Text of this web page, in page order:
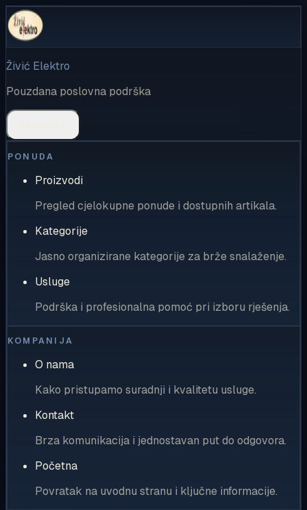
Živić Elektro
Pouzdana poslovna podrška
PONUDA
Proizvodi
Pregled cjelokupne ponude i dostupnih artikala.
Kategorije
Jasno organizirane kategorije za brže snalaženje.
Usluge
Podrška i profesionalna pomoć pri izboru rješenja.
KOMPANIJA
O nama
Kako pristupamo suradnji i kvalitetu usluge.
Kontakt
Brza komunikacija i jednostavan put do odgovora.
Početna
Povratak na uvodnu stranu i ključne informacije.